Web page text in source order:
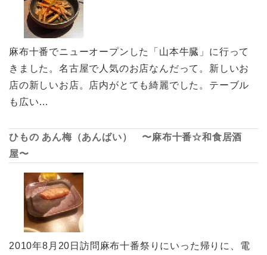
麻布十番でニューオープンした「山本牛臓」に行って
きました。名古屋で人気のお店なんだって。新しいお
店の新しいお店。店内がとても綺麗でした。テーブル
も広い…
ひもの あん梅（あんばい） 〜麻布十番☆和食居酒
屋〜
2010年8月20日訪問麻布十番祭りにいった帰りに、電